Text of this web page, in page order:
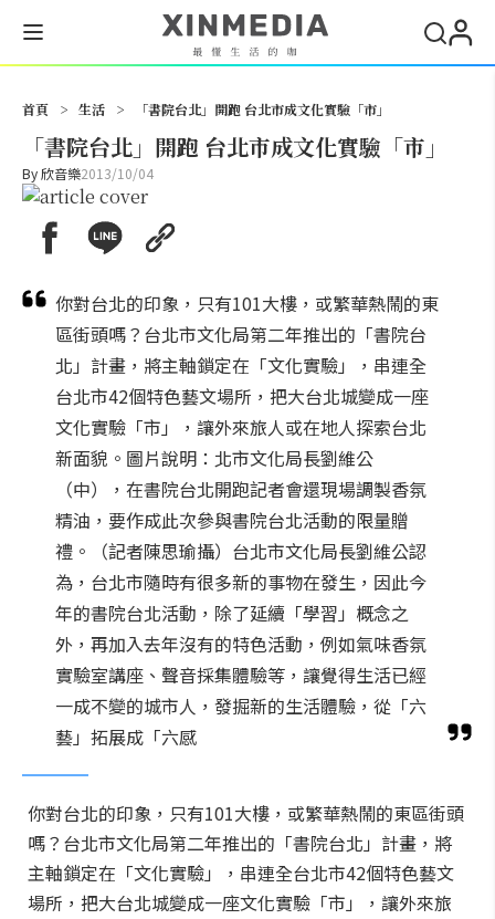
首頁 > 生活 > 「書院台北」開跑 台北市成文化實驗「市」
「書院台北」開跑 台北市成文化實驗「市」
By欣音樂2013/10/04
你對台北的印象，只有101大樓，或繁華熱鬧的東
區街頭嗎？台北市文化局第二年推出的「書院台
北」計畫，將主軸鎖定在「文化實驗」，串連全
台北市42個特色藝文場所，把大台北城變成一座
文化實驗「市」，讓外來旅人或在地人探索台北
新面貌。圖片說明：北市文化局長劉維公
（中），在書院台北開跑記者會還現場調製香氛
精油，要作成此次參與書院台北活動的限量贈
禮。（記者陳思瑜攝）台北市文化局長劉維公認
為，台北市隨時有很多新的事物在發生，因此今
年的書院台北活動，除了延續「學習」概念之
外，再加入去年沒有的特色活動，例如氣味香氛
實驗室講座、聲音採集體驗等，讓覺得生活已經
一成不變的城市人，發掘新的生活體驗，從「六
藝」拓展成「六感
你對台北的印象，只有101大樓，或繁華熱鬧的東區街頭
嗎？台北市文化局第二年推出的「書院台北」計畫，將
主軸鎖定在「文化實驗」，串連全台北市42個特色藝文
場所，把大台北城變成一座文化實驗「市」，讓外來旅